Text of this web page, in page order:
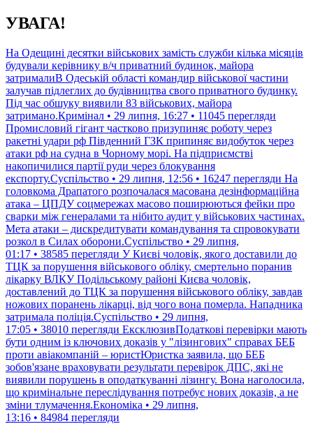
Перейти
до
УВАГА!
На Одещині десятки військових замість служби кілька місяців
будували керівнику в/ч приватний будинок, майора
затрималиВ Одеській області командир військової частини
залучав підлеглих до будівництва свого приватного будинку.
Під час обшуку виявили 83 військових, майора
затримано.Кримінал • 29 липня, 16:27 • 11045 перегляди
Промисловий гігант частково призупиняє роботу через
ракетні удари рф Південний ГЗК припиняє видобуток через
атаки рф на судна в Чорному морі. На підприємстві
накопичилися партії руди через блокування
експорту.Суспільство • 29 липня, 12:56 • 16247 перегляди На
головкома Драпатого розпочалася масована дезінформаційна
атака – ЦПДУ соцмережах масово поширюються фейки про
сварки між генералами та нібито аудит у військових частинах.
Мета атаки – дискредитувати командування та спровокувати
розкол в Силах оборони.Суспільство • 29 липня,
01:17 • 38585 перегляди У Києві чоловік, якого доставили до
ТЦК за порушення військового обліку, смертельно поранив
лікарку ВЛКУ Подільському районі Києва чоловік,
доставлений до ТЦК за порушення військового обліку, завдав
ножових поранень лікарці, від чого вона померла. Нападника
затримала поліція.Суспільство • 29 липня,
17:05 • 38010 перегляди ЕксклюзивПодаткові перевірки мають
бути одним із ключових доказів у "лізингових" справах БЕБ
проти авіакомпаній – юристЮристка заявила, що БЕБ
зобов'язане враховувати результати перевірок ДПС, які не
виявили порушень в оподаткуванні лізингу. Вона наголосила,
що кримінальне переслідування потребує нових доказів, а не
зміни тлумачення.Економіка • 29 липня,
13:16 • 84984 перегляди